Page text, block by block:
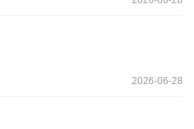
2026-06-28